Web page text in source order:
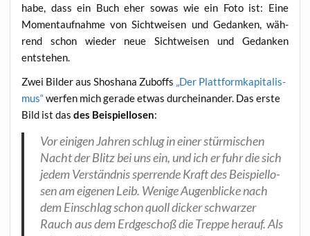
habe, dass ein Buch eher sowas wie ein Foto ist: Eine
Moment­auf­nah­me von Sicht­wei­sen und Gedan­ken, wäh­
rend schon wie­der neue Sicht­wei­sen und Gedan­ken
entstehen.
Zwei Bil­der aus Shosha­na Zuboffs „Der Platt­form­ka­pi­ta­lis­
mus“wer­fen mich gera­de etwas durch­ein­an­der. Das ers­te
Bild ist dasdes Bei­spiel­lo­sen:
Vor eini­gen Jah­ren schlug in einer stür­mi­schen
Nacht der Blitz bei uns ein, und ich er­ fuhr die sich
jedem Ver­ständ­nis sper­ren­de Kraft des Bei­spiel­lo­
sen am eige­nen Leib. Weni­ge Augen­bli­cke nach
dem Ein­schlag schon quoll dicker schwar­zer
Rauch aus dem Erd­ge­schoß die Trep­pe her­auf. Als